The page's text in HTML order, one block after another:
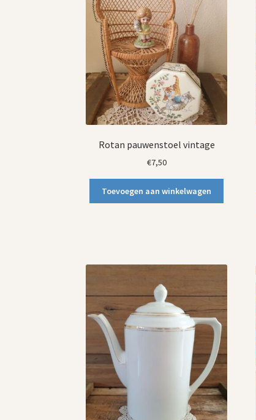
Rotan pauwenstoel vintage
€7,50
Toevoegen aan winkelwagen